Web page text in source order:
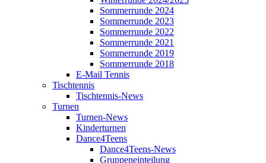
Sommerrunde 2024
Sommerrunde 2023
Sommerrunde 2022
Sommerrunde 2021
Sommerrunde 2019
Sommerrunde 2018
E-Mail Tennis
Tischtennis
Tischtennis-News
Turnen
Turnen-News
Kinderturnen
Dance4Teens
Dance4Teens-News
Gruppeneinteilung